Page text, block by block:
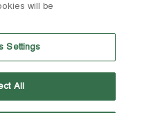
(TV) - Via Fante d'Italia
eingezahlt | Unternehmen
will be
Settings
All